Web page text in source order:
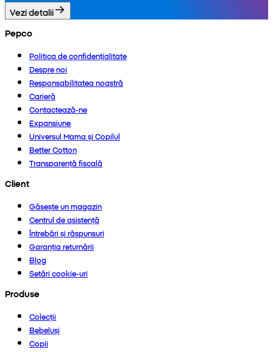
Vezi detalii
Pepco
Politica de confidențialitate
Despre noi
Responsabilitatea noastră
Carieră
Contactează-ne
Expansiune
Universul Mama și Copilul
Better Cotton
Transparență fiscală
Client
Găsește un magazin
Centrul de asistență
Întrebări și răspunsuri
Garanția returnării
Blog
Setări cookie-uri
Produse
Colecții
Bebeluși
Copii